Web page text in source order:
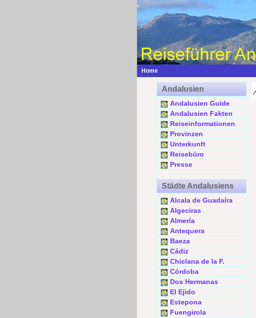
Home
Andalusien
Andalusien Guide
Andalusien Fakten
Reiseinformationen
Provinzen
Unterkunft
Reisebüro
Presse
Städte Andalusiens
Alcala de Guadaíra
Algeciras
Almería
Antequera
Baeza
Cádiz
Chiclana de la F.
Córdoba
Dos Hermanas
El Ejido
Estepona
Fuengirola